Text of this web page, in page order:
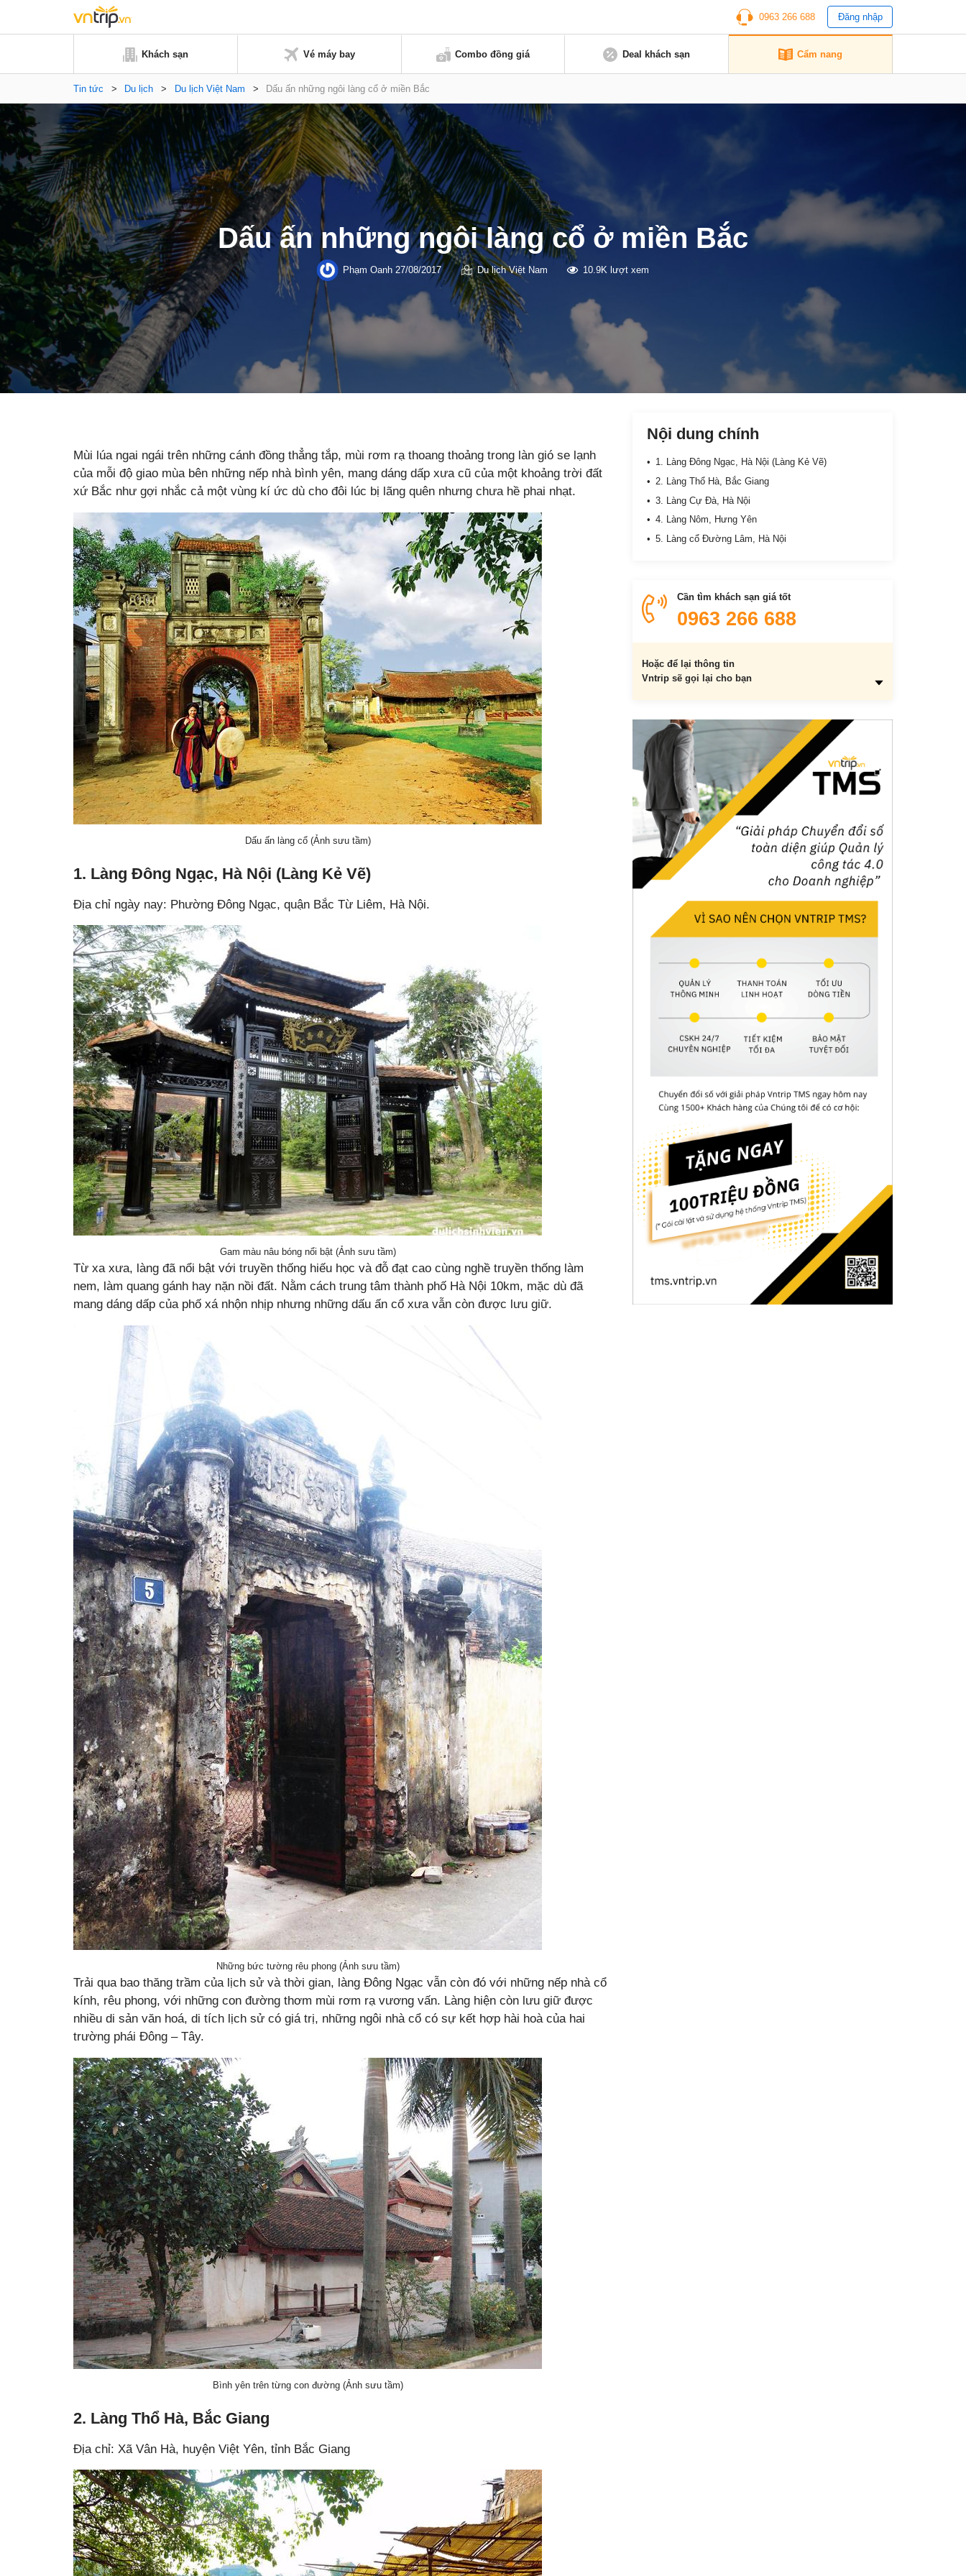
0963 266 688 Đăng nhập
Khách sạn Vé máy bay Combo đồng giá Deal khách sạn Cẩm nang
Tin tức > Du lịch > Du lịch Việt Nam > Dấu ấn những ngôi làng cổ ở miền Bắc
Dấu ấn những ngôi làng cổ ở miền Bắc
Phạm Oanh 27/08/2017 Du lịch Việt Nam 10.9K lượt xem
Mùi lúa ngai ngái trên những cánh đồng thẳng tắp, mùi rơm rạ thoang thoảng trong làn gió se lạnh
của mỗi độ giao mùa bên những nếp nhà bình yên, mang dáng dấp xưa cũ của một khoảng trời đất
xứ Bắc như gợi nhắc cả một vùng kí ức dù cho đôi lúc bị lãng quên nhưng chưa hề phai nhạt.
Dấu ấn làng cổ (Ảnh sưu tầm)
1. Làng Đông Ngạc, Hà Nội (Làng Kẻ Vẽ)
Địa chỉ ngày nay: Phường Đông Ngạc, quận Bắc Từ Liêm, Hà Nội.
Gam màu nâu bóng nổi bật (Ảnh sưu tầm)
Từ xa xưa, làng đã nổi bật với truyền thống hiếu học và đỗ đạt cao cùng nghề truyền thống làm
nem, làm quang gánh hay nặn nồi đất. Nằm cách trung tâm thành phố Hà Nội 10km, mặc dù đã
mang dáng dấp của phố xá nhộn nhịp nhưng những dấu ấn cổ xưa vẫn còn được lưu giữ.
Những bức tường rêu phong (Ảnh sưu tầm)
Trải qua bao thăng trầm của lịch sử và thời gian, làng Đông Ngạc vẫn còn đó với những nếp nhà cổ
kính, rêu phong, với những con đường thơm mùi rơm rạ vương vấn. Làng hiện còn lưu giữ được
nhiều di sản văn hoá, di tích lịch sử có giá trị, những ngôi nhà cổ có sự kết hợp hài hoà của hai
trường phái Đông – Tây.
Bình yên trên từng con đường (Ảnh sưu tầm)
2. Làng Thổ Hà, Bắc Giang
Địa chỉ: Xã Vân Hà, huyện Việt Yên, tỉnh Bắc Giang
Nội dung chính
1. Làng Đông Ngạc, Hà Nội (Làng Kẻ Vẽ)
2. Làng Thổ Hà, Bắc Giang
3. Làng Cự Đà, Hà Nội
4. Làng Nôm, Hưng Yên
5. Làng cổ Đường Lâm, Hà Nội
Cần tìm khách sạn giá tốt
0963 266 688
Hoặc để lại thông tin
Vntrip sẽ gọi lại cho bạn